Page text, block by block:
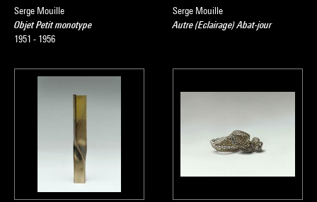
Serge Mouille
Objet Petit monotype
1951 - 1956
Serge Mouille
Autre (Eclairage) Abat-jour